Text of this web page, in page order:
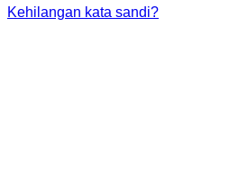
Kehilangan kata sandi?